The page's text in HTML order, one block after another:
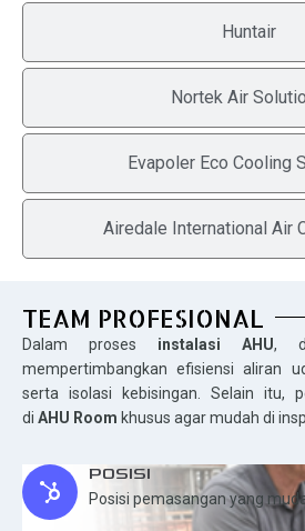
Huntair
Nortek Air
Evapoler Eco Cooling
Airedale International Air
TEAM PROFESIONAL
Dalam proses instalasi AHU,
mempertimbangkan efisiensi aliran
serta isolasi kebisingan. Selain itu,
di AHU Room khusus agar mudah di
POSISI
Posisi pemasangan yang